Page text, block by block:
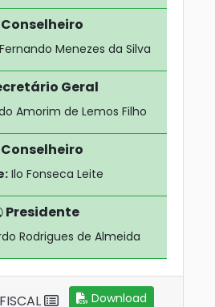
Conselheiro
Menezes da Silva
Geral
Amorim de Lemos Filho
Conselheiro
Ilo Fonseca Leite
Presidente
Rodrigues de Almeida
Download